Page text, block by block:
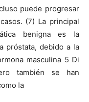
puede progresar
(7) La principal
benigna es la
próstata, debido a la
masculina 5 Di
también se han
la